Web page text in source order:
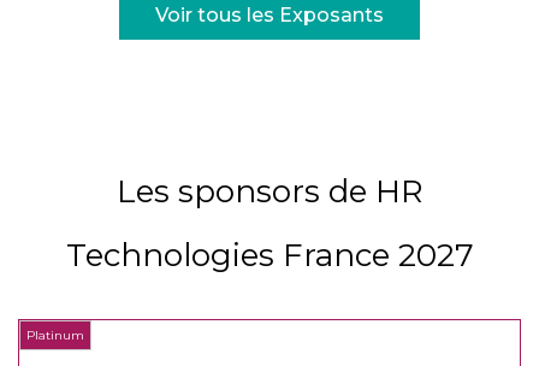
Voir tous les Exposants
Les sponsors de HR
Technologies France 2027
Platinum